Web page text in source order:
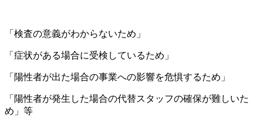
「検査の意義がわからないため」
「症状がある場合に受検しているため」
「陽性者が出た場合の事業への影響を危惧するため」
「陽性者が発生した場合の代替スタッフの確保が難しいた
め」等